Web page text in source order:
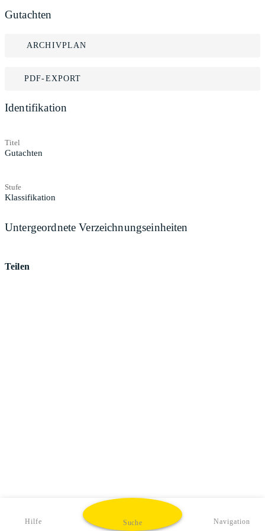
Gutachten
ARCHIVPLAN
PDF-EXPORT
Identifikation
Titel
Gutachten
Stufe
Klassifikation
Untergeordnete Verzeichnungseinheiten
Teilen
Hilfe Suche Navigation